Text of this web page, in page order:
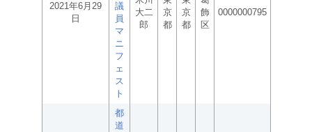
2021年6月29
日
議
員
マ
ニ
フ
ェ
ス
ト
大二
郎
京
都
京
都
飾
区
0000000795
都
道